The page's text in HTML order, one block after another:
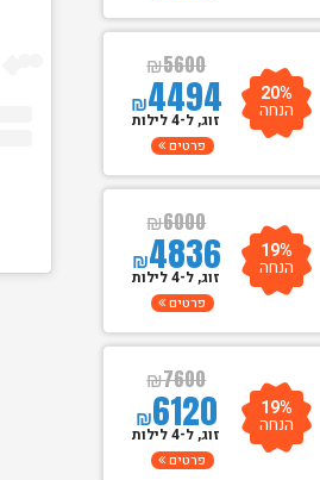
₪5600
₪4494 20%
הנחה זוג, ל-4 לילות
פרטים
₪6000
₪4836 19%
הנחה זוג, ל-4 לילות
פרטים
₪7600
₪6120 19%
הנחה זוג, ל-4 לילות
פרטים